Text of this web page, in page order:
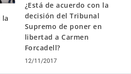
la
¿Está de acuerdo con la
decisión del Tribunal
Supremo de poner en
libertad a Carmen
Forcadell?
12/11/2017